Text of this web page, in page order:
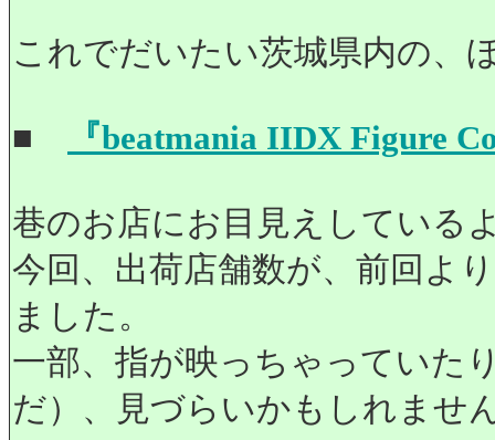
これでだいたい茨城県内の、
■ 『beatmania IIDX Figure
巷のお店にお目見えしている
今回、出荷店舗数が、前回よ
ました。
一部、指が映っちゃっていた
だ）、見づらいかもしれませ